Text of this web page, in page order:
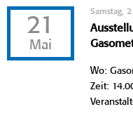
21
Mai
Samstag,
Wo:
Zeit: